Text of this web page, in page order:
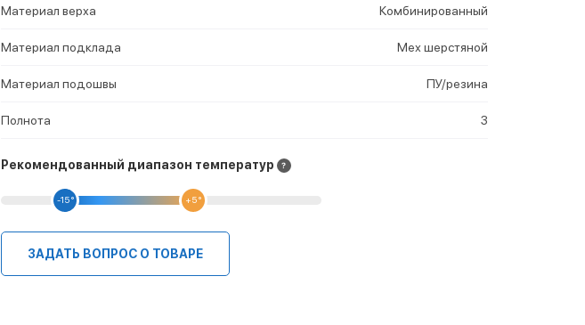
Материал верха Комбинированный
Материал подклада Мех шерстяной
Материал подошвы ПУ/резина
Полнота 3
Рекомендованный диапазон температур
-15 ° +5 °
ЗАДАТЬ ВОПРОС О ТОВАРЕ